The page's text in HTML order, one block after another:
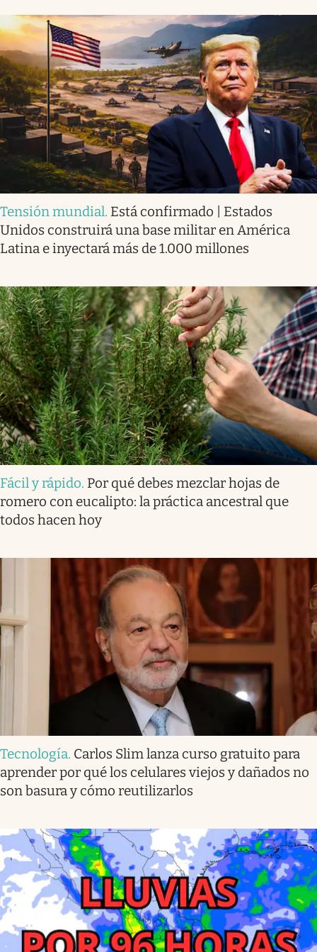
Tensión mundial. Está confirmado | Estados
Unidos construirá una base militar en América
Latina e inyectará más de 1.000 millones
Fácil y rápido. Por qué debes mezclar hojas de
romero con eucalipto: la práctica ancestral que
todos hacen hoy
Tecnología. Carlos Slim lanza curso gratuito para
aprender por qué los celulares viejos y dañados no
son basura y cómo reutilizarlos